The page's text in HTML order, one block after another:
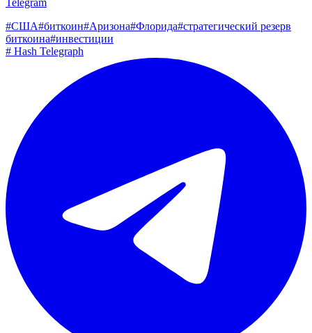
Telegram
#США#биткоин#Аризона#Флорида#стратегический резерв
биткоина#инвестиции
# Hash Telegraph